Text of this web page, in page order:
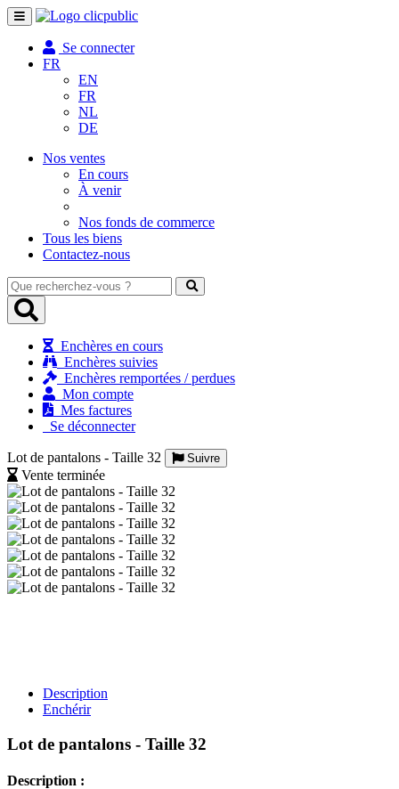
Toggle
navigation
Se connecter
FR
EN
FR
NL
DE
Nos ventes
En cours
À venir
Nos fonds de commerce
Tous les biens
Contactez-nous
Que
recherchez-
vous
Enchères en cours
Enchères suivies
Enchères remportées / perdues
Mon compte
Mes factures
Se déconnecter
Lot de pantalons - Taille 32 Suivre
Vente terminée
Description
Enchérir
Lot de pantalons - Taille 32
Description :